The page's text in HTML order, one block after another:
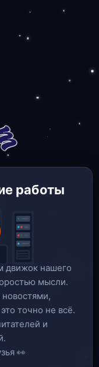
работы
движок нашего
мысли.
точно не всё.
и
👀